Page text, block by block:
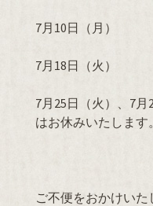
7月10日（月）
7月18日（火）
7月25日（火）、7月
はお休みいたします。
ご不便をおかけい